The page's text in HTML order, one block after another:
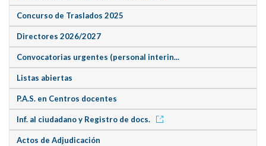
Concurso de Traslados 2025
Directores 2026/2027
Convocatorias urgentes (personal interin...
Listas abiertas
P.A.S. en Centros docentes
Inf. al ciudadano y Registro de docs.
Actos de Adjudicación